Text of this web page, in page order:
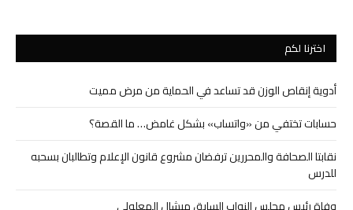
اخترنا لكم
أدوية إنقاص الوزن قد تساعد في الحماية من مرض مميت
حسابات تختفي من «واتساب» بشكل غامض… ما القصة؟
نقابتا الصحافة والمحررين ترفضان مشروع قانون الإعلام وتطالبان بسحبه
للدرس